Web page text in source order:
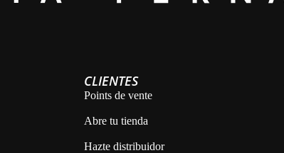
CLIENTES
Points de vente
Abre tu tienda
Hazte distribuidor